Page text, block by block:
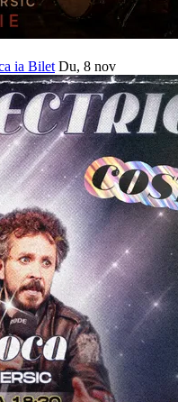
ia Bilet Du, 8 nov